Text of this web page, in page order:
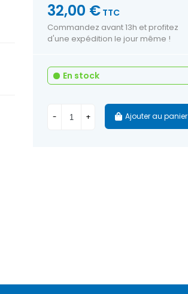
32,00 € TTC
Commandez avant 13h et profitez
d'une expédition le jour même !
En stock
- + Ajouter au panier